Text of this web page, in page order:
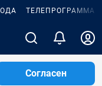
ТЕЛЕПРОГРАММА
Согласен